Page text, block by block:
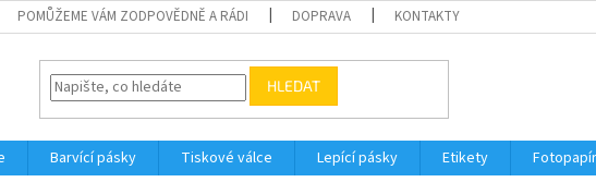
POMŮŽEME VÁM ZODPOVĚDNĚ A RÁDI DOPRAVA KONTAKTY
HLEDAT
Barvící pásky Tiskové válce Lepící pásky Etikety